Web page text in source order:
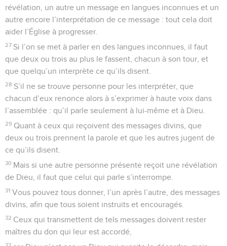
révélation, un autre un message en langues inconnues et un
autre encore l’interprétation de ce message : tout cela doit
aider l’Église à progresser.
27 Si l’on se met à parler en des langues inconnues, il faut
que deux ou trois au plus le fassent, chacun à son tour, et
que quelqu’un interprète ce qu’ils disent.
28 S’il ne se trouve personne pour les interpréter, que
chacun d’eux renonce alors à s’exprimer à haute voix dans
l’assemblée : qu’il parle seulement à lui-même et à Dieu.
29 Quant à ceux qui reçoivent des messages divins, que
deux ou trois prennent la parole et que les autres jugent de
ce qu’ils disent.
30 Mais si une autre personne présente reçoit une révélation
de Dieu, il faut que celui qui parle s’interrompe.
31 Vous pouvez tous donner, l’un après l’autre, des messages
divins, afin que tous soient instruits et encouragés.
32 Ceux qui transmettent de tels messages doivent rester
maîtres du don qui leur est accordé,
33